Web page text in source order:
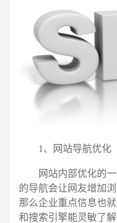
1、网站导航优化
网站内部优化的一
的导航会让网友增加
那么企业重点信息也
和搜索引擎能灵敏了解
请输入您的